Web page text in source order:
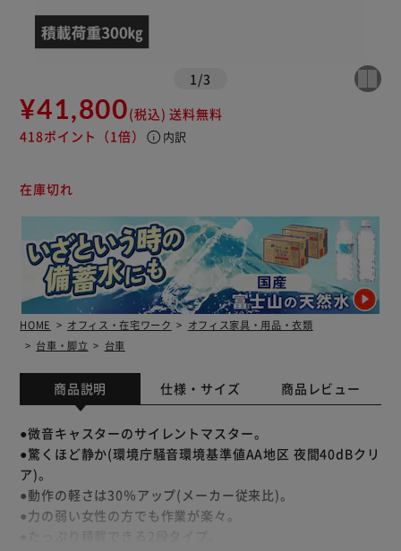
1 /3
¥41,800(税込) 送料無料
418ポイント （1倍） info 内訳
在庫切れ
HOME オフィス・在宅ワーク
オフィス家具・用品・衣類
台車・脚立
台車
商品説明 仕様・サイズ 商品レビュー
●微音キャスターのサイレントマスター。
●驚くほど静か(環境庁騒音環境基準値AA地区 夜間40dBクリ
ア)。
●動作の軽さは30％アップ(メーカー従来比)。
●力の弱い女性の方でも作業が楽々。